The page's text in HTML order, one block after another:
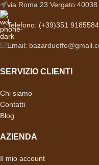
via Roma 23 Vergato 40038
Telefono: (+39)351 9185584
Email:
SERVIZIO CLIENTI
Chi siamo
Contatti
Blog
AZIENDA
Il mio account